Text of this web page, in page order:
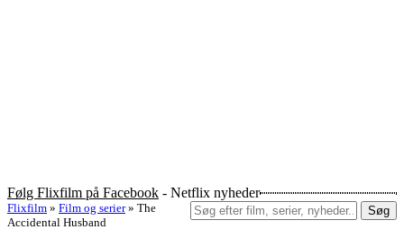
Følg Flixfilm på Facebook - Netflix nyheder
Søg
Flixfilm » Film og serier » The
Accidental Husband